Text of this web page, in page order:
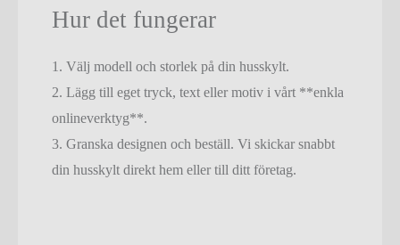
Hur det fungerar
1. Välj modell och storlek på din husskylt.
2. Lägg till eget tryck, text eller motiv i vårt **enkla
onlineverktyg**.
3. Granska designen och beställ. Vi skickar snabbt
din husskylt direkt hem eller till ditt företag.